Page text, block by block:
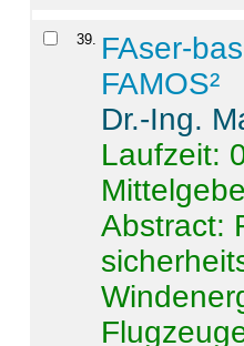
39. FAser-
FAMOS²
Dr.-Ing.
Laufzeit:
Abstract: